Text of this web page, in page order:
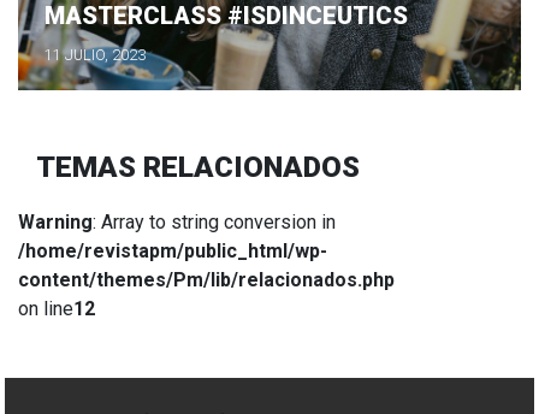
MASTERCLASS #ISDINCEUTICS
11 JULIO, 2023
TEMAS RELACIONADOS
Warning: Array to string conversion in
/home/revistapm/public_html/wp-
content/themes/Pm/lib/relacionados.php
on line12